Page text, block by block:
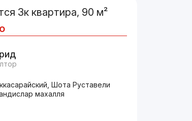
3к квартира, 90 м²
Шота Руставели
махалля